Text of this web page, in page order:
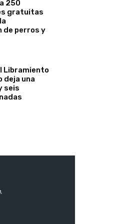
250
gratuitas
de perros y
Libramiento
deja una
seis